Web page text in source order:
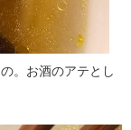
。お酒のアテとし